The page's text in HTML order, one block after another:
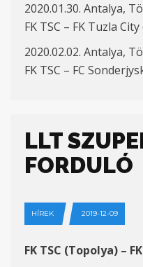
2020.01.30. Antalya,
FK TSC – FK Tuzla
2020.02.02. Antalya,
FK TSC – FC
LLT
FORDULÓ
HÍREK 2019-12-09
FK TSC (Topolya) –